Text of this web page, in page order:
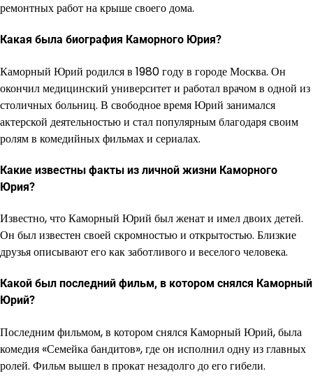
ремонтных работ на крыше своего дома.
Какая была биография Каморного Юрия?
Каморный Юрий родился в 1980 году в городе Москва. Он
окончил медицинский университет и работал врачом в одной из
столичных больниц. В свободное время Юрий занимался
актерской деятельностью и стал популярным благодаря своим
ролям в комедийных фильмах и сериалах.
Какие известны факты из личной жизни Каморного
Юрия?
Известно, что Каморный Юрий был женат и имел двоих детей.
Он был известен своей скромностью и открытостью. Близкие
друзья описывают его как заботливого и веселого человека.
Какой был последний фильм, в котором снялся Каморный
Юрий?
Последним фильмом, в котором снялся Каморный Юрий, была
комедия «Семейка бандитов», где он исполнил одну из главных
ролей. Фильм вышел в прокат незадолго до его гибели.